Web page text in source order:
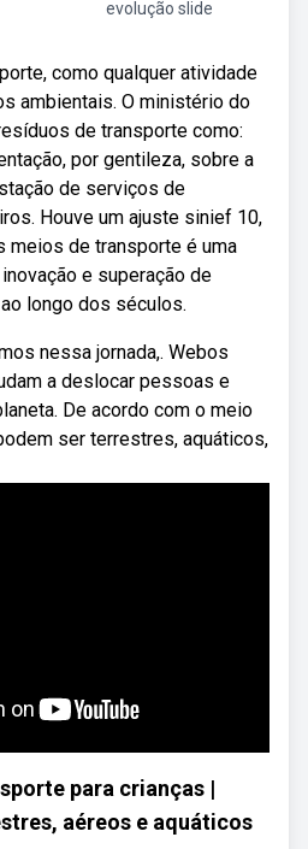
evolução slide
como qualquer atividade
ambientais. O ministério do
de transporte como:
por gentileza, sobre a
de serviços de
Houve um ajuste sinief 10,
meios de transporte é uma
e superação de
longo dos séculos.
nessa jornada,. Webos
a deslocar pessoas e
De acordo com o meio
ser terrestres, aquáticos,
para crianças |
aéreos e aquáticos